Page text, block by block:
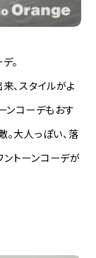
。
、スタイルがよ
ンコーデもおす
大人っぽい、落
トーンコーデが